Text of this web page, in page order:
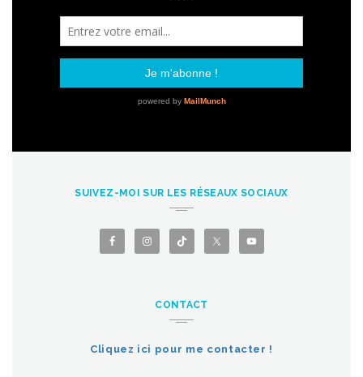
SUIVEZ-MOI SUR LES RÉSEAUX SOCIAUX
CONTACT
Cliquez ici pour me contacter !